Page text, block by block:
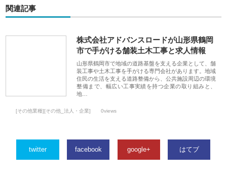
関連記事
株式会社アドバンスロードが山形県鶴岡
市で手がける舗装土木工事と求人情報
山形県鶴岡市で地域の道路基盤を支える企業として、舗
装工事や土木工事を手がける専門会社があります。地域
住民の生活を支える道路整備から、公共施設周辺の環境
整備まで、幅広い工事実績を持つ企業の取り組みと、
地…
[その他業種][その他_法人・企業] 0views
twitter facebook google+ はてブ